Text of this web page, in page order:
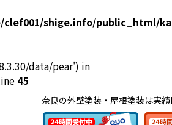
clef001/shige.info/public_html/
data/pear') in
45
奈良の外壁塗装・屋根塗装は実